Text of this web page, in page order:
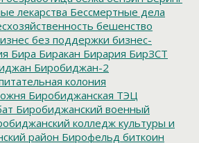
лекарства Бессмертные дела
бешенство
без поддержки бизнес-
Бира Биракан Бирария БирЗСТ
Биробиджан-2
колония
Биробиджанская ТЭЦ
Биробиджанский военный
колледж культуры и
район Бирофельд биткоин